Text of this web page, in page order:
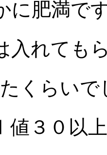
に肥満で
入れても
くらい
値３０以